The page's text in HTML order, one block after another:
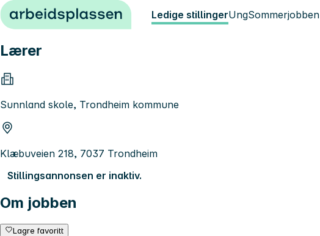
Hopp til innhold Ledige stillingerUngSommerjobben
Lærer
Sunnland skole, Trondheim kommune
Klæbuveien 218, 7037 Trondheim
Stillingsannonsen er inaktiv.
Om jobben
Lagre favoritt